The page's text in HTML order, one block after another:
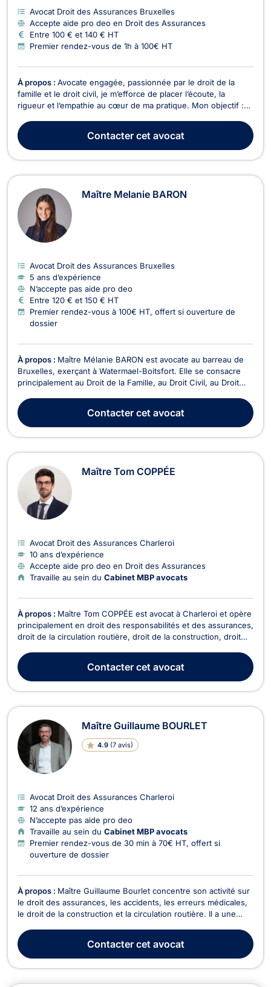
Avocat Droit des Assurances Bruxelles
Accepte aide pro deo en Droit des Assurances
Entre 100 € et 140 € HT
Premier rendez-vous de 1h à 100€ HT
À propos : Avocate engagée, passionnée par le droit de la
famille et le droit civil, je m’efforce de placer l’écoute, la
rigueur et l’empathie au cœur de ma pratique. Mon objectif :
sensibles, tout en vous apportant des solutions juridiques
concrètes et personnalisées. Formée aux modes a...
Contactercet avocat
Maître Melanie BARON
Avocat Droit des Assurances Bruxelles
5 ans d’expérience
N’accepte pas aide pro deo
Entre 120 € et 150 € HT
Premier rendez-vous à 100€ HT, offert si ouverture de
dossier
À propos : Maître Mélanie BARON est avocate au barreau de
Bruxelles, exerçant à Watermael-Boitsfort. Elle se consacre
principalement au Droit de la Famille, au Droit Civil, au Droit
En tant qu'experte en droit fiscal successoral et en
planification patrimoniale, Maître BARON...
Contactercet avocat
Maître Tom COPPÉE
Avocat Droit des Assurances Charleroi
10 ans d’expérience
Accepte aide pro deo en Droit des Assurances
Travaille au sein du Cabinet MBP avocats
À propos : Maître Tom COPPÉE est avocat à Charleroi et opère
principalement en droit des responsabilités et des assurances,
droit de la circulation routière, droit de la construction, droit
assiste ses clients en droit du dommage corporel en présence
de contentieux liés aux acci...
Contactercet avocat
Maître Guillaume BOURLET
4.9 (7 avis)
Avocat Droit des Assurances Charleroi
12 ans d’expérience
N’accepte pas aide pro deo
Travaille au sein du Cabinet MBP avocats
Premier rendez-vous de 30 min à 70€ HT, offert si
ouverture de dossier
À propos : Maître Guillaume Bourlet concentre son activité sur
le droit des assurances, les accidents, les erreurs médicales,
le droit de la construction et la circulation routière. Il a une
incendie. Il conçoit le métier d’avocat comme une mission de
défense et de conseil str...
Contactercet avocat